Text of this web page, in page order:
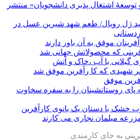
توسعۀ اشتغال پذیری دانشجویان» منتشر
ژل رویال/ طعم شهد شیرین عسل‌ در
موفق به آن باور دارند
که محصولاتش جهانی شد
گیلانی با آب ،خاک و آتش
شهیدی که کا رآفرین موفق شد
موفق
پای روستانشینان را به سفره سخاوت
خشک با دستان یک بانوی کارآفرین
مبلمان نجاری می کارند
به جای کارمندی